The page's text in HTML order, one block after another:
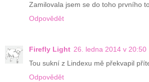
Zamilovala jsem se do toho prvního
Odpovědět
Firefly Light 26. ledna 2014 v 20:50
Tou sukní z Lindexu mě překvapil
Odpovědět